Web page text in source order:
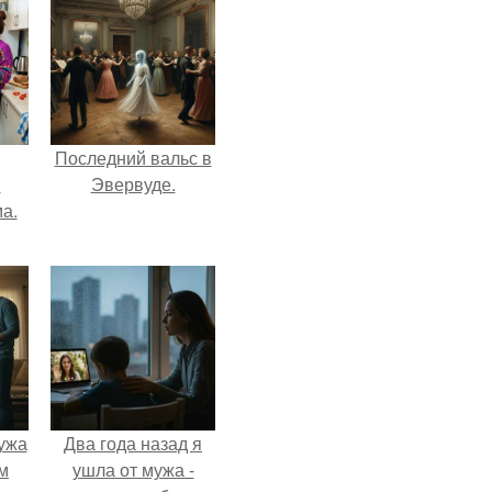
Последний вальс в
Эвервуде.
Два года назад я
ушла от мужа -